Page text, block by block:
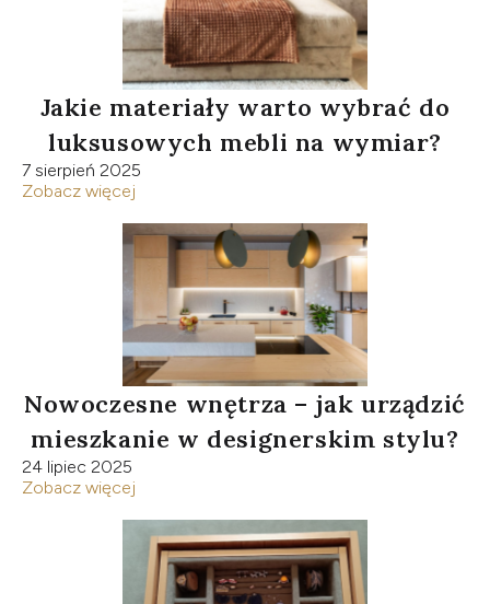
Jakie materiały warto wybrać do
luksusowych mebli na wymiar?
7 sierpień 2025
Zobacz więcej
Nowoczesne wnętrza – jak urządzić
mieszkanie w designerskim stylu?
24 lipiec 2025
Zobacz więcej